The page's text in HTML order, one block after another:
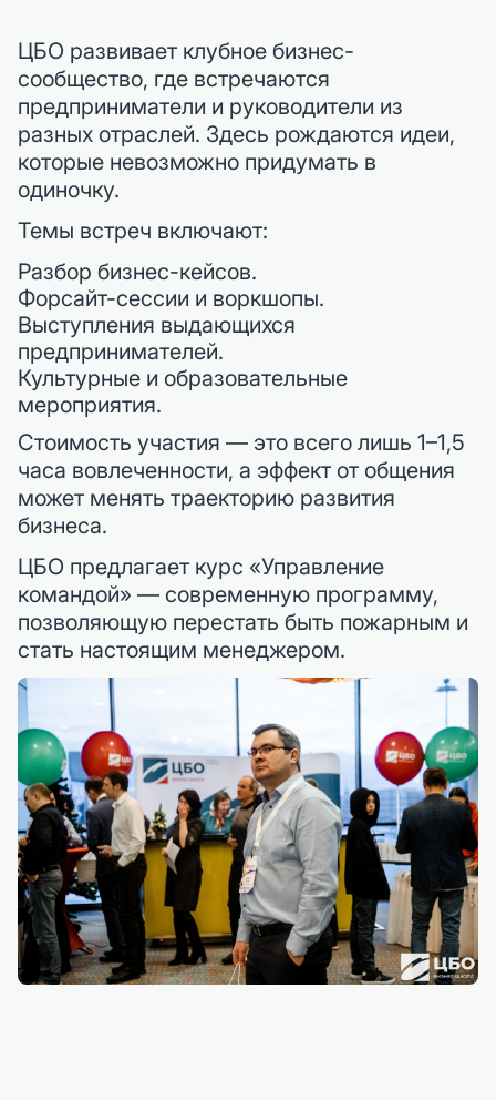
ЦБО развивает клубное бизнес-
сообщество, где встречаются
предприниматели и руководители из
разных отраслей. Здесь рождаются идеи,
которые невозможно придумать в
одиночку.
Темы встреч включают:
Разбор бизнес-кейсов.
Форсайт-сессии и воркшопы.
Выступления выдающихся
предпринимателей.
Культурные и образовательные
мероприятия.
Стоимость участия — это всего лишь 1–1,5
часа вовлеченности, а эффект от общения
может менять траекторию развития
бизнеса.
ЦБО предлагает курс «Управление
командой» — современную программу,
позволяющую перестать быть пожарным и
стать настоящим менеджером.